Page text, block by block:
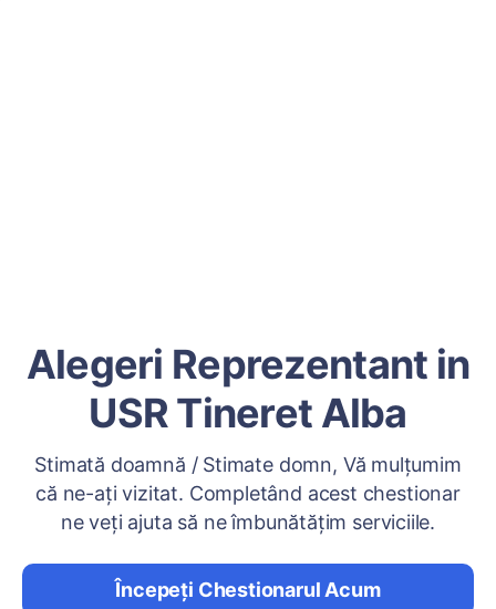
Alegeri Reprezentant in
USR Tineret Alba
Stimată doamnă / Stimate domn, Vă mulțumim
că ne-ați vizitat. Completând acest chestionar
ne veți ajuta să ne îmbunătățim serviciile.
Începeți Chestionarul Acum